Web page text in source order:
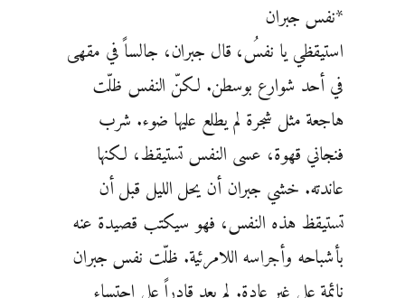
*نفس جبران
استيقظي يا نفسُ، قال جبران، جالساً في مقهى
في أحد شوارع بوسطن. لكنّ النفس ظلّت
هاجعة مثل شجرة لم يطلع عليها ضوء. شرب
فنجاني قهوة، عسى النفس تستيقظ، لكنها
عاندته. خشي جبران أن يحل الليل قبل أن
تستيقظ هذه النفس، فهو سيكتب قصيدة عنه
بأشباحه وأجراسه اللامرئية. ظلّت نفس جبران